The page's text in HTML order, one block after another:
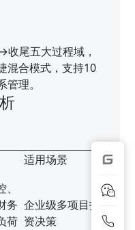
尾五大过程域，
混合模式，支持10
理。
适用场景
务
荷
企业级多项目投
资决策